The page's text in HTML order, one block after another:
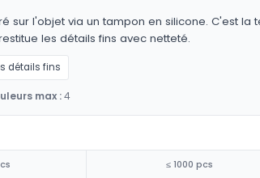
sur l'objet via un tampon en silicone. C'est
les détails fins avec netteté.
détails fins
max :4
≤ 1000 pcs